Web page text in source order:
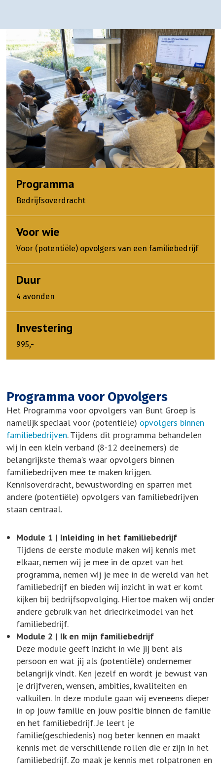
Programma
Bedrijfsoverdracht
Voor wie
Voor (potentiële) opvolgers van een familiebedrijf
Duur
4 avonden
Investering
995,-
Programma voor Opvolgers
Het Programma voor opvolgers van Bunt Groep is
namelijk speciaal voor (potentiële) opvolgers binnen
familiebedrijven. Tijdens dit programma behandelen
wij in een klein verband (8-12 deelnemers) de
belangrijkste thema’s waar opvolgers binnen
familiebedrijven mee te maken krijgen.
Kennisoverdracht, bewustwording en sparren met
andere (potentiële) opvolgers van familiebedrijven
staan centraal.
Module 1 | Inleiding in het familiebedrijf
Tijdens de eerste module maken wij kennis met
elkaar, nemen wij je mee in de opzet van het
programma, nemen wij je mee in de wereld van het
familiebedrijf en bieden wij inzicht in wat er komt
kijken bij bedrijfsopvolging. Hiertoe maken wij onder
andere gebruik van het driecirkelmodel van het
familiebedrijf.
Module 2 | Ik en mijn familiebedrijf
Deze module geeft inzicht in wie jij bent als
persoon en wat jij als (potentiële) ondernemer
belangrijk vindt. Ken jezelf en wordt je bewust van
je drijfveren, wensen, ambities, kwaliteiten en
valkuilen. In deze module gaan wij eveneens dieper
in op jouw familie en jouw positie binnen de familie
en het familiebedrijf. Je leert je
familie(geschiedenis) nog beter kennen en maakt
kennis met de verschillende rollen die er zijn in het
familiebedrijf. Zo maak je kennis met rolpatronen en